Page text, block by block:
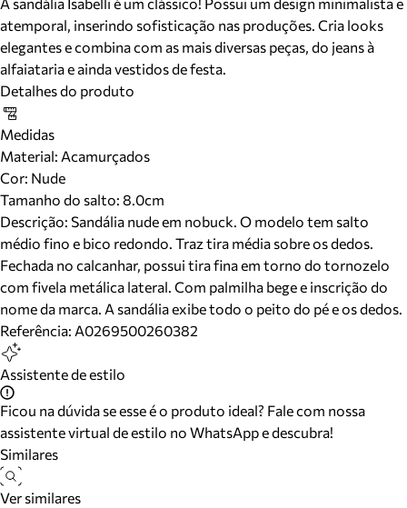
atemporal, inserindo sofisticação nas produções. Cria looks
elegantes e combina com as mais diversas peças, do jeans à
alfaiataria e ainda vestidos de festa.
Detalhes do produto
Medidas
Material: Acamurçados
Cor: Nude
Tamanho do salto: 8.0cm
Descrição: Sandália nude em nobuck. O modelo tem salto
médio fino e bico redondo. Traz tira média sobre os dedos.
Fechada no calcanhar, possui tira fina em torno do tornozelo
com fivela metálica lateral. Com palmilha bege e inscrição do
nome da marca. A sandália exibe todo o peito do pé e os dedos.
Referência: A0269500260382
Assistente de estilo
Ficou na dúvida se esse é o produto ideal? Fale com nossa
assistente virtual de estilo no WhatsApp e descubra!
Similares
Ver similares